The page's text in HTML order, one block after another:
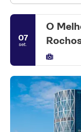
07
set.
O